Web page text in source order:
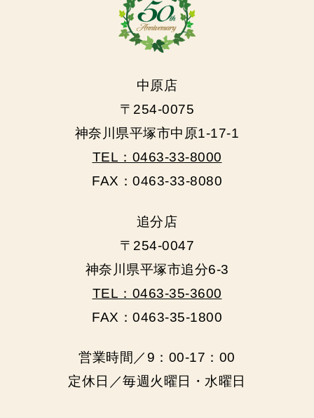
中原店
〒254-0075
神奈川県平塚市中原1-17-1
TEL：0463-33-8000
FAX：0463-33-8080
追分店
〒254-0047
神奈川県平塚市追分6-3
TEL：0463-35-3600
FAX：0463-35-1800
営業時間／9：00‐17：00
定休日／毎週火曜日・水曜日